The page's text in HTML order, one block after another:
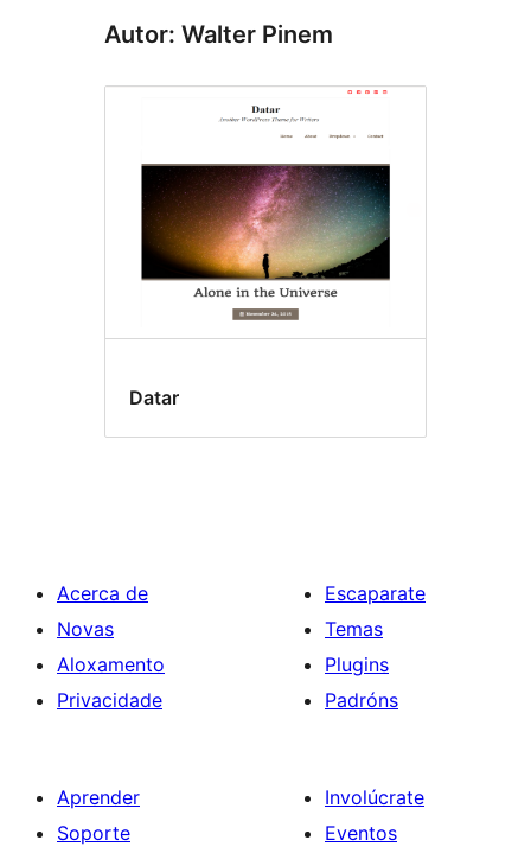
Autor: Walter Pinem
Datar
Acerca de
Novas
Aloxamento
Privacidade
Escaparate
Temas
Plugins
Padróns
Aprender
Soporte
Involúcrate
Eventos